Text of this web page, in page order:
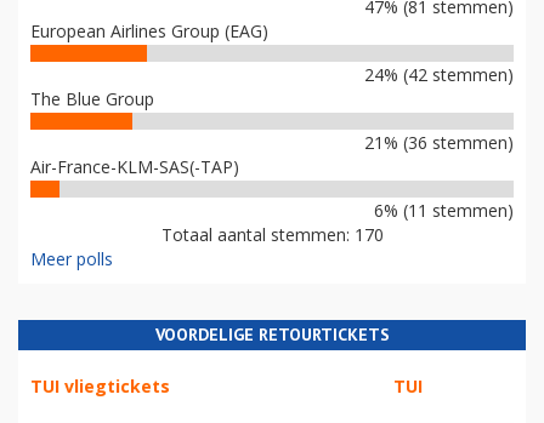
47% (81 stemmen)
European Airlines Group (EAG)
24% (42 stemmen)
The Blue Group
21% (36 stemmen)
Air-France-KLM-SAS(-TAP)
6% (11 stemmen)
Totaal aantal stemmen: 170
Meer polls
VOORDELIGE RETOURTICKETS
TUI vliegtickets TUI